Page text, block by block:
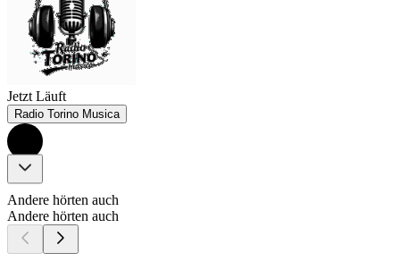
Jetzt Läuft
Radio Torino Musica
Andere hörten auch
Andere hörten auch